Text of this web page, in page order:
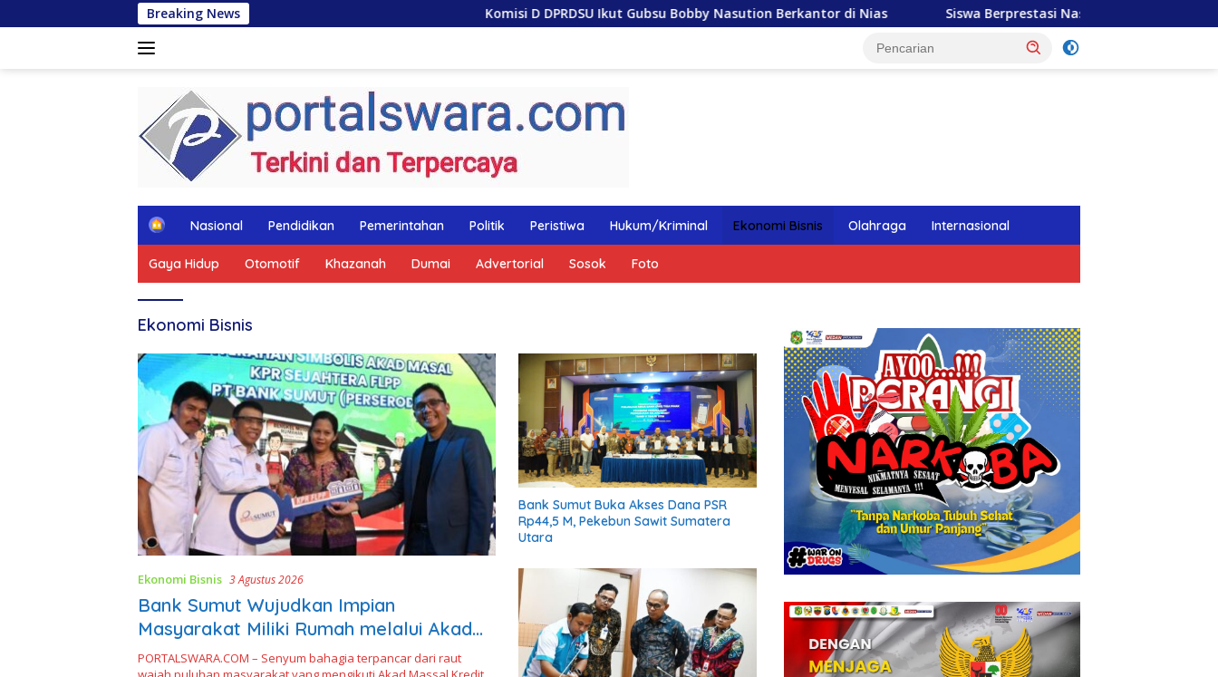
ke
Breaking News Komisi D DPRDSU Ikut Gubsu Bobby Nasution Berkantor di Nias Siswa Berprestasi Nasional Mohon Kesempatan Masuk
H
e
Nasional Pendidikan Pemerintahan Politik Peristiwa Hukum/Kriminal Ekonomi Bisnis Olahraga Internasional
Gaya Hidup Otomotif Khazanah Dumai Advertorial Sosok Foto
Ekonomi Bisnis
Ekonomi Bisnis 3 Agustus 2026
Bank Sumut Wujudkan Impian
Masyarakat Miliki Rumah melalui Akad
Massal KPR Sejahtera FLPP
PORTALSWARA.COM – Senyum bahagia terpancar dari raut
Bank Sumut Buka Akses Dana PSR
Rp44,5 M, Pekebun Sawit Sumatera
Utara